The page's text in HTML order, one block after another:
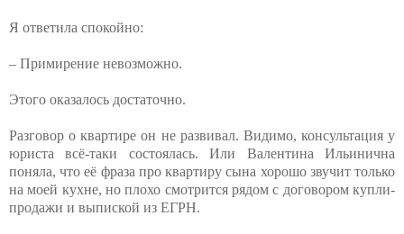
Я ответила спокойно:
– Примирение невозможно.
Этого оказалось достаточно.
Разговор о квартире он не развивал. Видимо, консультация у
юриста всё-таки состоялась. Или Валентина Ильинична
поняла, что её фраза про квартиру сына хорошо звучит только
на моей кухне, но плохо смотрится рядом с договором купли-
продажи и выпиской из ЕГРН.